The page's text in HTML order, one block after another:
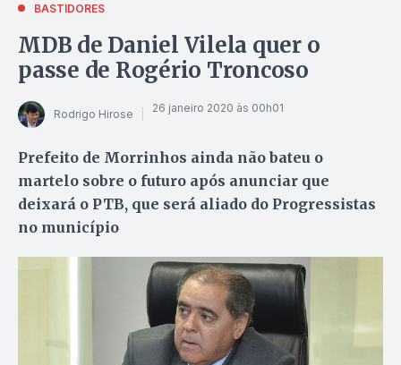
BASTIDORES
MDB de Daniel Vilela quer o
passe de Rogério Troncoso
Rodrigo Hirose 26 janeiro 2020 às 00h01
Prefeito de Morrinhos ainda não bateu o
martelo sobre o futuro após anunciar que
deixará o PTB, que será aliado do Progressistas
no município